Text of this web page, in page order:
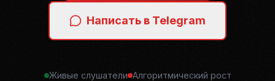
Написать в Telegram
Живые слушатели Алгоритмический рост